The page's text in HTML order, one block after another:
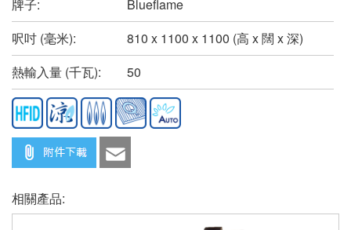
牌子:
Blueflame
呎吋 (毫米):
810 x 1100 x 1100 (高 x 闊 x 深)
熱輸入量 (千瓦):
50
相關產品: